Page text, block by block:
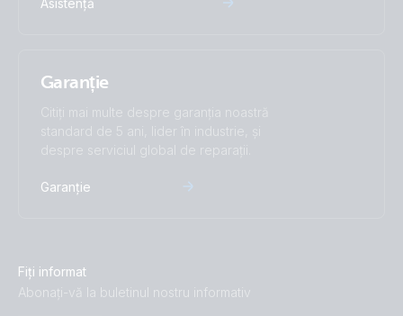
Garanție
Citiți mai multe despre garanția noastră
standard de 5 ani, lider în industrie, și
despre serviciul global de reparații.
Garanție
Fiți informat
Abonați-vă la buletinul nostru informativ